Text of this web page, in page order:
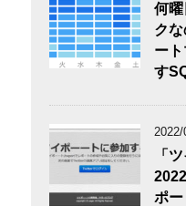
何
ク
ー
す
2022/
「
ポ